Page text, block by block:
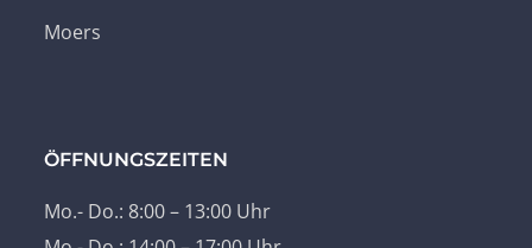
Moers
ÖFFNUNGSZEITEN
Mo.- Do.: 8:00 – 13:00 Uhr